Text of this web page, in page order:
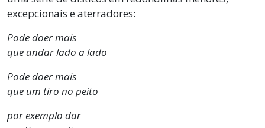
excepcionais e aterradores:
Pode doer mais
que andar lado a lado
Pode doer mais
que um tiro no peito
por exemplo dar